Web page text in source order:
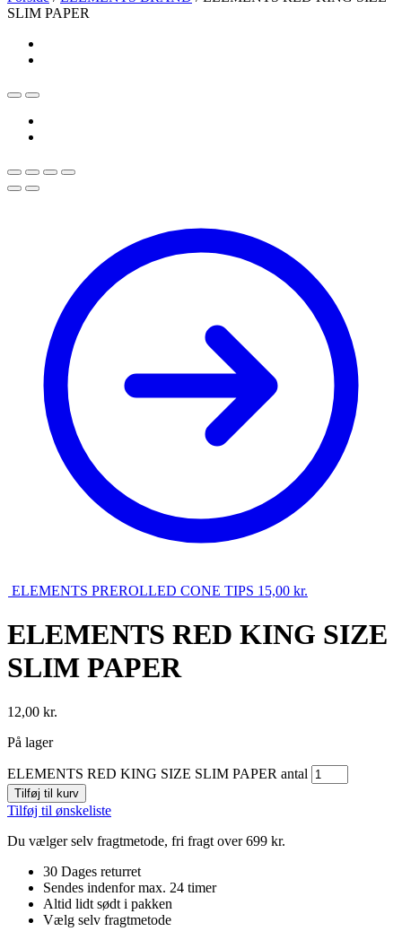
SLIM PAPER
ELEMENTS PREROLLED CONE TIPS 15,00 kr.
ELEMENTS RED KING SIZE
SLIM PAPER
12,00 kr.
På lager
ELEMENTS RED KING SIZE SLIM PAPER antal
Tilføj til kurv
Tilføj til ønskeliste
Du vælger selv fragtmetode, fri fragt over 699 kr.
30 Dages returret
Sendes indenfor max. 24 timer
Altid lidt sødt i pakken
Vælg selv fragtmetode